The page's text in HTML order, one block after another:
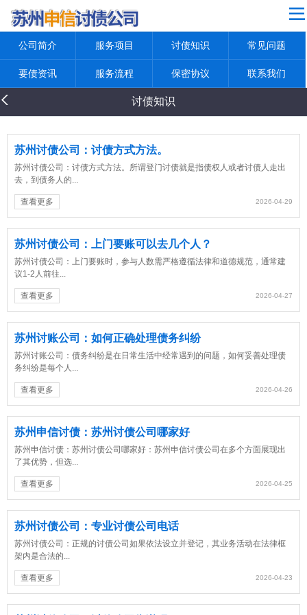
网站导航
公司简介
服务项目
要债资讯
服务流程
保密协议
联系我们
返回首页
公司简介 服务项目 讨债知识 常见问题
要债资讯 服务流程 保密协议 联系我们
讨债知识
苏州讨债公司：讨债方式方法。
苏州讨债公司：讨债方式方法。所谓登门讨债就是指债权人或者讨债人走出
去，到债务人的...
查看更多 2026-04-29
苏州讨债公司：上门要账可以去几个人？
苏州讨债公司：上门要账时，参与人数需严格遵循法律和道德规范，通常建
议1-2人前往...
查看更多 2026-04-27
苏州讨账公司：如何正确处理债务纠纷
苏州讨账公司：债务纠纷是在日常生活中经常遇到的问题，如何妥善处理债
务纠纷是每个人...
查看更多 2026-04-26
苏州申信讨债：苏州讨债公司哪家好
苏州申信讨债：苏州讨债公司哪家好：苏州申信讨债公司在多个方面展现出
了其优势，但选...
查看更多 2026-04-25
苏州讨债公司：专业讨债公司电话
苏州讨债公司：正规的讨债公司如果依法设立并登记，其业务活动在法律框
架内是合法的‌...
查看更多 2026-04-23